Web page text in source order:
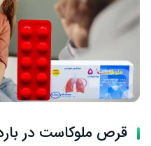
قرص ملوکاست در